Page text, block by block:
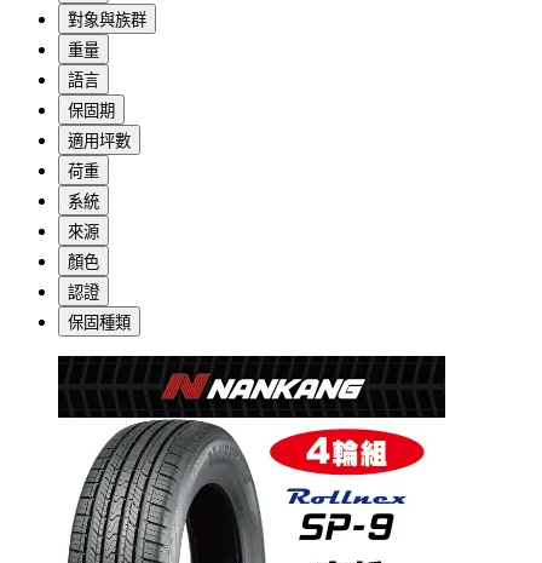
對象與族群
重量
語言
保固期
適用坪數
荷重
系統
來源
顏色
認證
保固種類